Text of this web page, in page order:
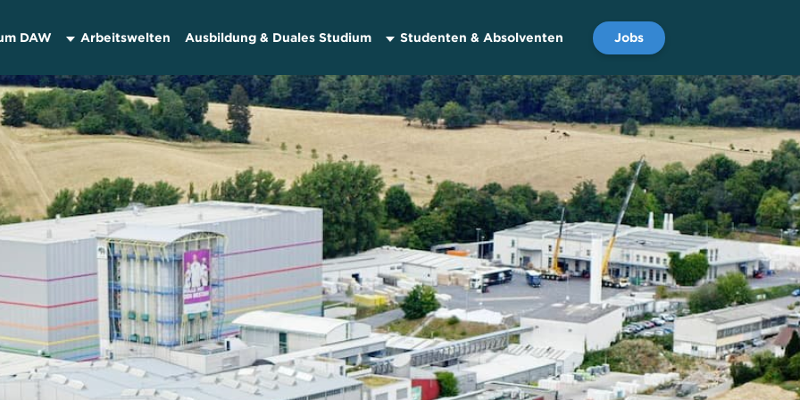
DAW Arbeitswelten Ausbildung & Duales Studium Studenten & Absolventen Jobs